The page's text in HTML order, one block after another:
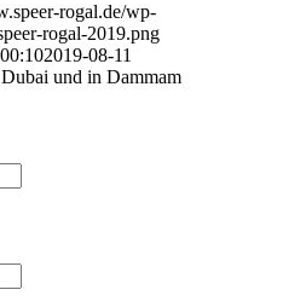
rogal.de/wp-
rogal-2019.png
2019-08-11
und in Dammam